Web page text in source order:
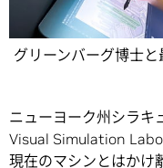
グリーンバーグ博士
ニューヨーク州シラキ
Visual Simulation
現在のマシンとはかけ